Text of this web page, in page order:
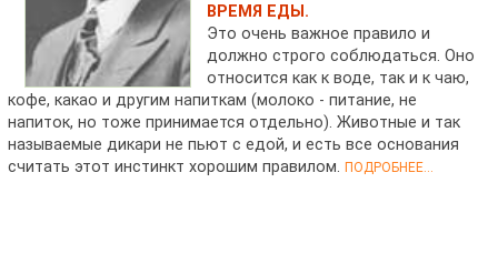
ВРЕМЯ ЕДЫ.
Это очень важное правило и
должно строго соблюдаться. Оно
относится как к воде, так и к чаю,
кофе, какао и другим напиткам (молоко - питание, не
напиток, но тоже принимается отдельно). Животные и так
называемые дикари не пьют с едой, и есть все основания
считать этот инстинкт хорошим правилом.ПОДРОБНЕЕ...